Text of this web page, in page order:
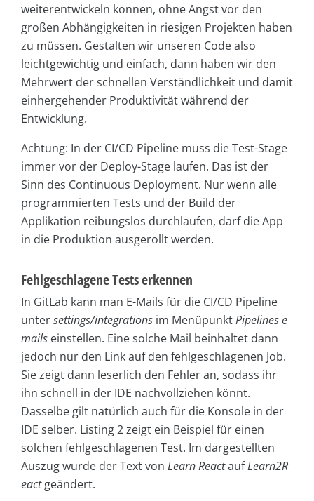
weiterentwickeln können, ohne Angst vor den
großen Abhängigkeiten in riesigen Projekten haben
zu müssen. Gestalten wir unseren Code also
leichtgewichtig und einfach, dann haben wir den
Mehrwert der schnellen Verständlichkeit und damit
einhergehender Produktivität während der
Entwicklung.
Achtung: In der CI/CD Pipeline muss die Test-Stage
immer vor der Deploy-Stage laufen. Das ist der
Sinn des Continuous Deployment. Nur wenn alle
programmierten Tests und der Build der
Applikation reibungslos durchlaufen, darf die App
in die Produktion ausgerollt werden.
Fehlgeschlagene Tests erkennen
In GitLab kann man E-Mails für die CI/CD Pipeline
untersettings/integrations im MenüpunktPipelines e
mails einstellen. Eine solche Mail beinhaltet dann
jedoch nur den Link auf den fehlgeschlagenen Job.
Sie zeigt dann leserlich den Fehler an, sodass ihr
ihn schnell in der IDE nachvollziehen könnt.
Dasselbe gilt natürlich auch für die Konsole in der
IDE selber. Listing 2 zeigt ein Beispiel für einen
solchen fehlgeschlagenen Test. Im dargestellten
Auszug wurde der Text von Learn ReactaufLearn2R
eactgeändert.